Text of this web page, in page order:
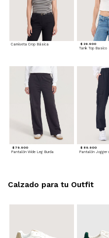
Camiseta Crop Básica $ 29.900
Tank Top Basico
$ 79.900
Pantalón Wide Leg Burda
$ 89.900
Calzado para tu Outfit